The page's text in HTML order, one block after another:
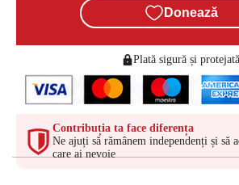
Donează
Plată sigură și protejată
Contribuția ta face diferența
Ne ajuți să rămânem independenți și să
care ai nevoie